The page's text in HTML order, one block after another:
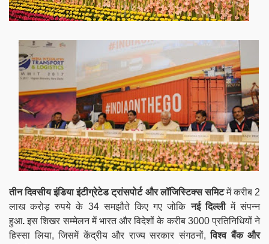
तीन दिवसीयइंडिया इंटीग्रेटेड ट्रांसपोर्ट और लॉजिस्टिक्स समिटमें करीब 2
लाख करोड़ रुपये के 34 समझौते किए गए जोकिनई दिल्लीमें संपन्न
हुआ.इस शिखर सम्मेलन में भारत और विदेशों के करीब 3000 प्रतिनिधियों ने
हिस्सा लिया, जिसमें केंद्रीय और राज्य सरकार संगठनों,विश्व बैंक और